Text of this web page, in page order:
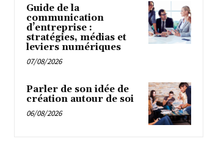
Guide de la
communication
d’entreprise :
stratégies, médias et
leviers numériques
07/08/2026
Parler de son idée de
création autour de soi
06/08/2026